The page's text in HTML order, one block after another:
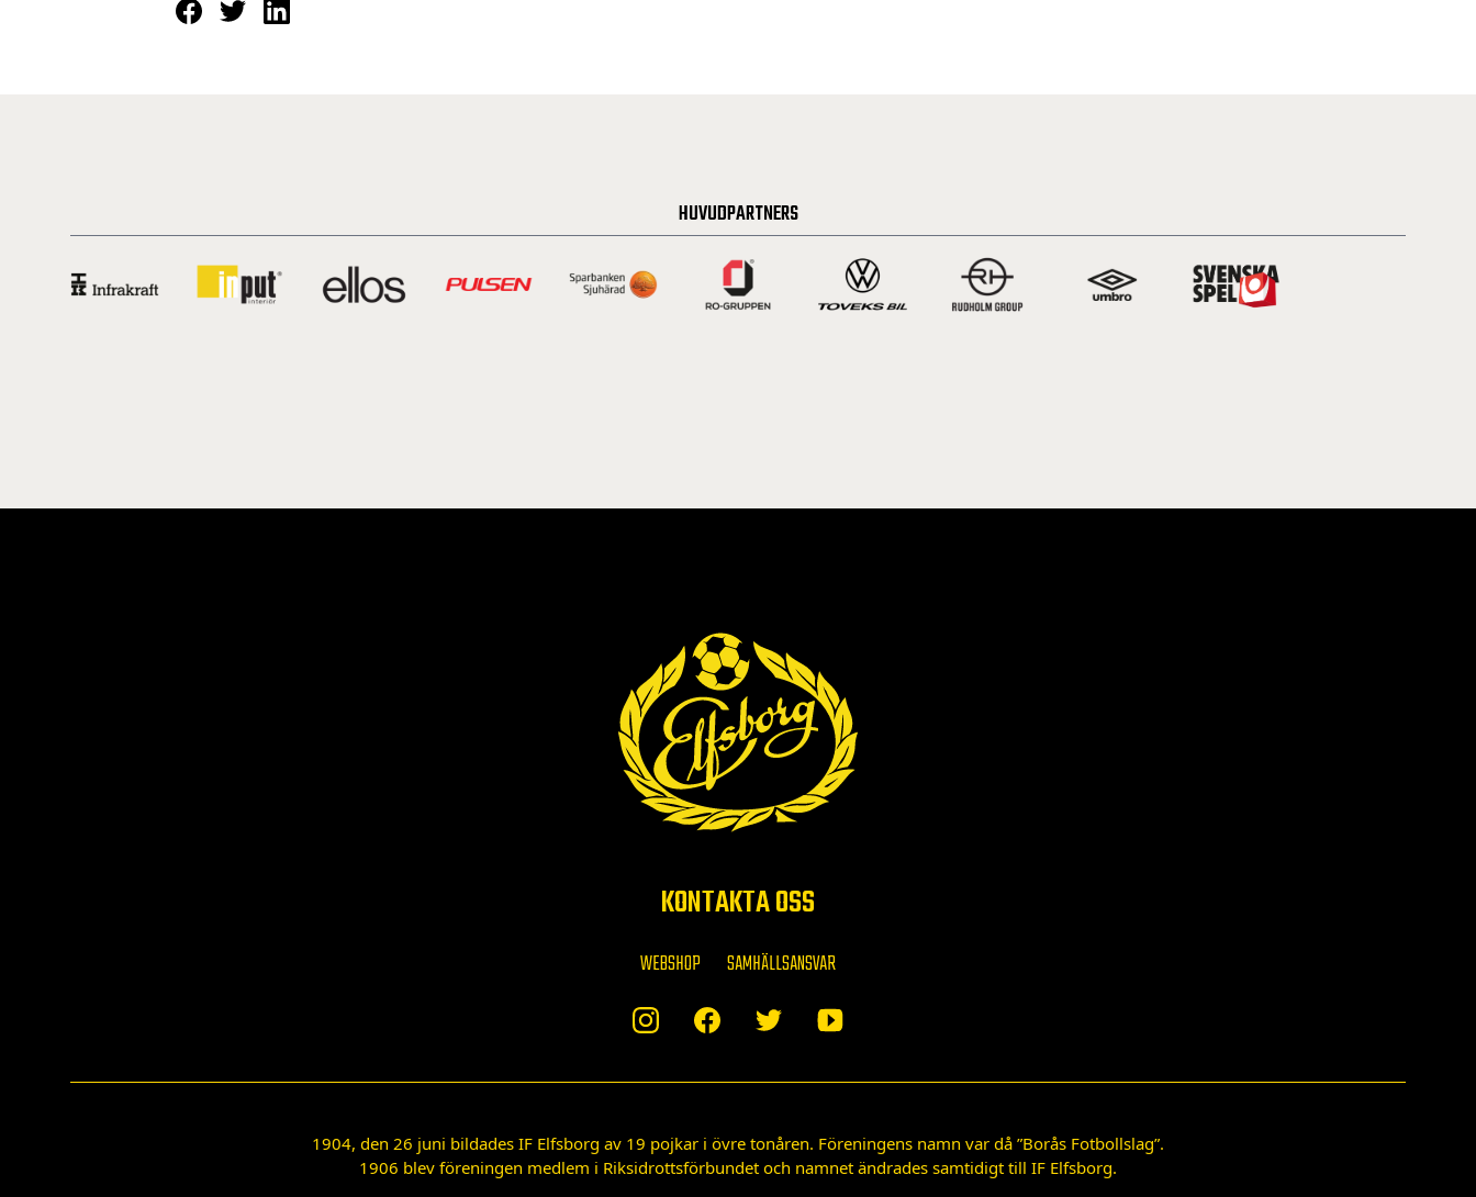
HUVUDPARTNERS
KONTAKTA OSS
WEBSHOP SAMHÄLLSANSVAR
1904, den 26 juni bildades IF Elfsborg av 19 pojkar i övre tonåren. Föreningens namn var då ”Borås Fotbollslag”.
1906 blev föreningen medlem i Riksidrottsförbundet och namnet ändrades samtidigt till IF Elfsborg.